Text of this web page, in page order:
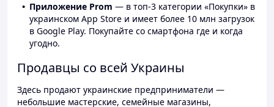
Приложение Prom — в топ-3 категории «Покупки» в
украинском App Store и имеет более 10 млн загрузок
в Google Play. Покупайте со смартфона где и когда
угодно.
Продавцы со всей Украины
Здесь продают украинские предприниматели —
небольшие мастерские, семейные магазины,